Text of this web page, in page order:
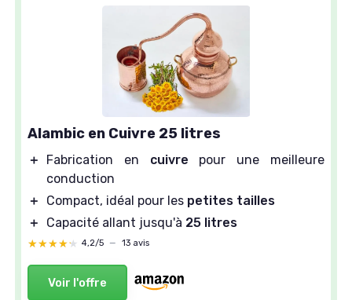
Alambic en Cuivre 25 litres
＋ Fabrication en cuivre pour une meilleure
conduction
＋
Compact, idéal pour les petites tailles
＋
Capacité allant jusqu'à 25 litres
★★★★★
★★★★★ 4,2/5 — 13 avis
Voir l'offre